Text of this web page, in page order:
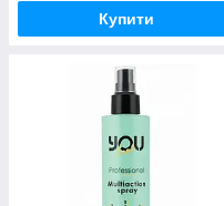
Купити